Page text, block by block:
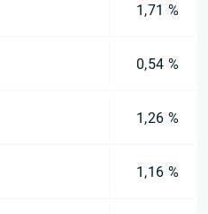
1,71 %
0,54 %
1,26 %
1,16 %